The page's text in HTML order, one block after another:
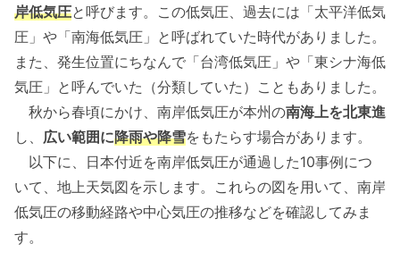
岸低気圧と呼びます。この低気圧、過去には「太平洋低気
圧」や「南海低気圧」と呼ばれていた時代がありました。
また、発生位置にちなんで「台湾低気圧」や「東シナ海低
気圧」と呼んでいた（分類していた）こともありました。
秋から春頃にかけ、南岸低気圧が本州の南海上を北東進
し、 広い範囲に降雨や降雪をもたらす場合があります。
以下に、日本付近を南岸低気圧が通過した10事例につ
いて、地上天気図を示します。これらの図を用いて、南岸
低気圧の移動経路や中心気圧の推移などを確認してみま
す。